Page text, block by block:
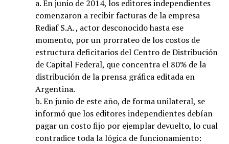
a. En junio de 2014, los editores independientes
comenzaron a recibir facturas de la empresa
Rediaf S.A. , actor desconocido hasta ese
momento, por un prorrateo de los costos de
estructura deficitarios del Centro de Distribución
de Capital Federal, que concentra el 80% de la
distribución de la prensa gráfica editada en
Argentina.
b. En junio de este año, de forma unilateral, se
informó que los editores independientes debían
pagar un costo fijo por ejemplar devuelto, lo cual
contradice toda la lógica de funcionamiento: